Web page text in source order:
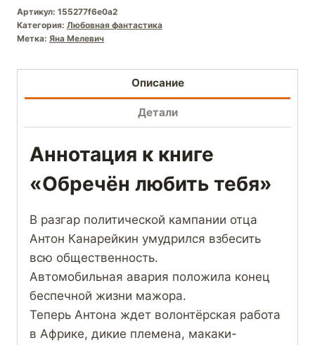
Артикул: 155277f6e0a2
Категория: Любовная фантастика
Метка: Яна Мелевич
Описание
Детали
Аннотация к книге
«Обречён любить тебя»
В разгар политической кампании отца
Антон Канарейкин умудрился взбесить
всю общественность.
Автомобильная авария положила конец
беспечной жизни мажора.
Теперь Антона ждет волонтёрская работа
в Африке, дикие племена, макаки-